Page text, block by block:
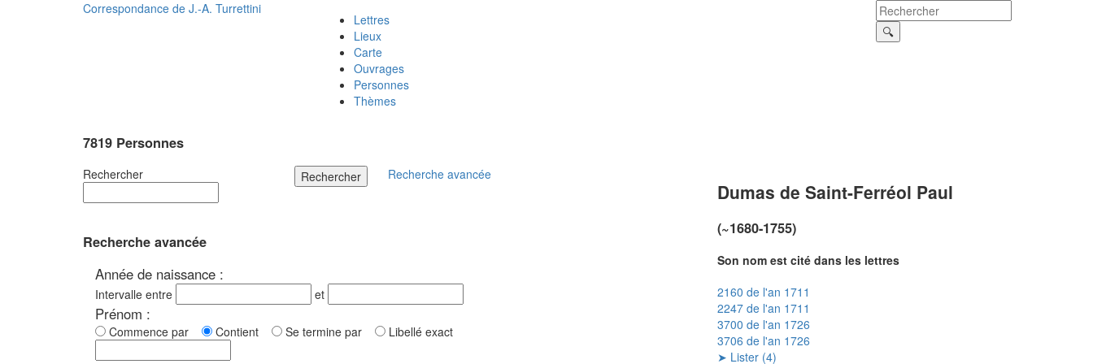
Correspondance de J.-A. Turrettini
Lettres
Lieux
Carte
Ouvrages
Personnes
Thèmes
7819 Personnes
Rechercher Rechercher Recherche avancée
Recherche avancée
Année de naissance :
Intervalle entre et
Prénom :
Commence par Contient Se termine par Libellé exact
Dumas de Saint-Ferréol Paul
(~1680-1755)
Son nom est cité dans les lettres
2160 de l'an 1711
2247 de l'an 1711
3700 de l'an 1726
3706 de l'an 1726
➤ Lister (4)